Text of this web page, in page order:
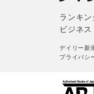
ランキン
ビジネス
デイリー新
プライバシ